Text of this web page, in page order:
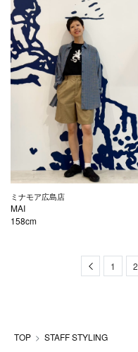
ミナモア広島店
MAI
158cm
Previous
1 2
TOP STAFF STYLING